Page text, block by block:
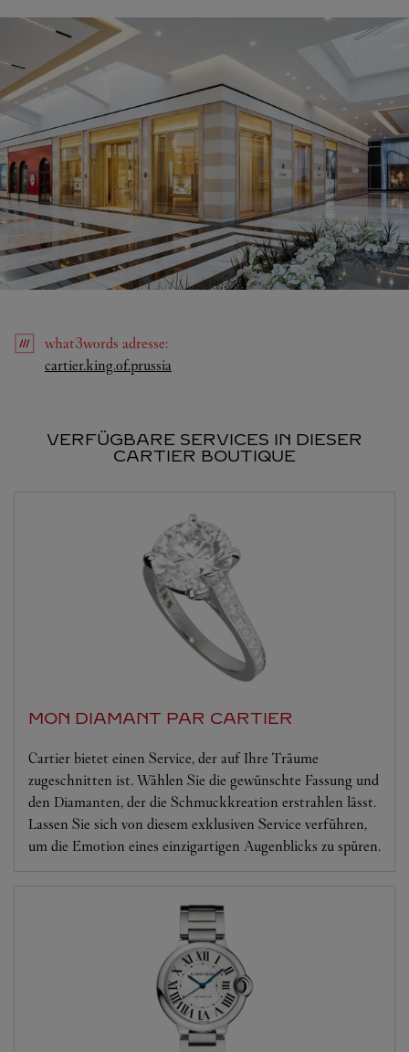
what3words adresse:
cartier.king.of.prussia
VERFÜGBARE SERVICES IN DIESER
CARTIER BOUTIQUE
MON DIAMANT PAR CARTIER
Cartier bietet einen Service, der auf Ihre Träume
zugeschnitten ist. Wählen Sie die gewünschte Fassung und
den Diamanten, der die Schmuckkreation erstrahlen lässt.
Lassen Sie sich von diesem exklusiven Service verführen,
um die Emotion eines einzigartigen Augenblicks zu spüren.